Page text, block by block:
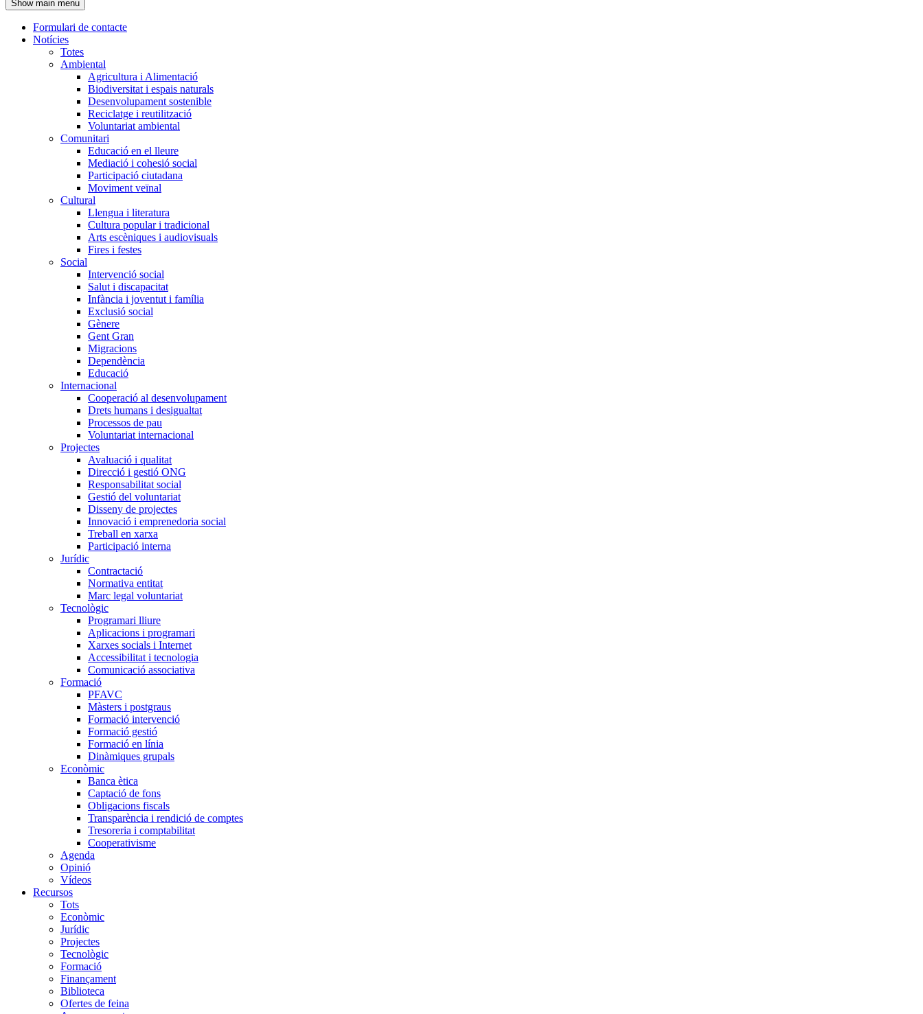
l'encapçalament
Show main menu
Navegació
principal
Formulari de contacte
Notícies
Totes
Ambiental
Agricultura i Alimentació
Biodiversitat i espais naturals
Desenvolupament sostenible
Reciclatge i reutilització
Voluntariat ambiental
Comunitari
Educació en el lleure
Mediació i cohesió social
Participació ciutadana
Moviment veïnal
Cultural
Llengua i literatura
Cultura popular i tradicional
Arts escèniques i audiovisuals
Fires i festes
Social
Intervenció social
Salut i discapacitat
Infància i joventut i família
Exclusió social
Gènere
Gent Gran
Migracions
Dependència
Educació
Internacional
Cooperació al desenvolupament
Drets humans i desigualtat
Processos de pau
Voluntariat internacional
Projectes
Avaluació i qualitat
Direcció i gestió ONG
Responsabilitat social
Gestió del voluntariat
Disseny de projectes
Innovació i emprenedoria social
Treball en xarxa
Participació interna
Jurídic
Contractació
Normativa entitat
Marc legal voluntariat
Tecnològic
Programari lliure
Aplicacions i programari
Xarxes socials i Internet
Accessibilitat i tecnologia
Comunicació associativa
Formació
PFAVC
Màsters i postgraus
Formació intervenció
Formació gestió
Formació en línia
Dinàmiques grupals
Econòmic
Banca ètica
Captació de fons
Obligacions fiscals
Transparència i rendició de comptes
Tresoreria i comptabilitat
Cooperativisme
Agenda
Opinió
Vídeos
Recursos
Tots
Econòmic
Jurídic
Projectes
Tecnològic
Formació
Finançament
Biblioteca
Ofertes de feina